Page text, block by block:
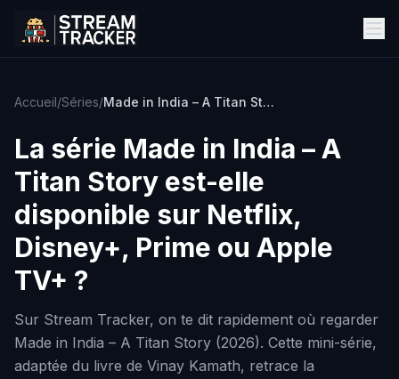
Accueil/Séries/ Made in India – A Titan Story
La série Made in India – A
Titan Story est-elle
disponible sur Netflix,
Disney+, Prime ou Apple
TV+ ?
Sur Stream Tracker, on te dit rapidement où regarder
Made in India – A Titan Story (2026). Cette mini-série,
adaptée du livre de Vinay Kamath, retrace la